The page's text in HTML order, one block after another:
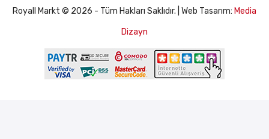
Royall Markt © 2026 - Tüm Hakları Saklıdır. | Web Tasarım: Media
Dizayn